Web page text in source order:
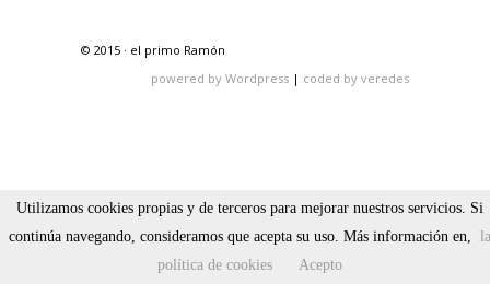
© 2015 · el primo Ramón
powered by Wordpress | coded by veredes
Utilizamos cookies propias y de terceros para mejorar nuestros servicios. Si
continúa navegando, consideramos que acepta su uso. Más información en, la
política de cookies
Acepto